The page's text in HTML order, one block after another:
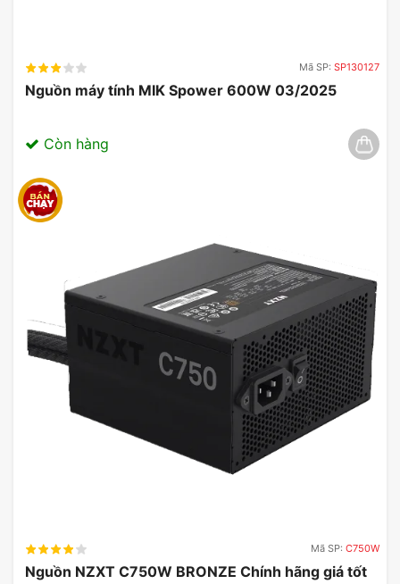
Mã SP: SP130127
Nguồn máy tính MIK Spower 600W 03/2025
Còn hàng
Mã SP: C750W
Nguồn NZXT C750W BRONZE Chính hãng giá tốt